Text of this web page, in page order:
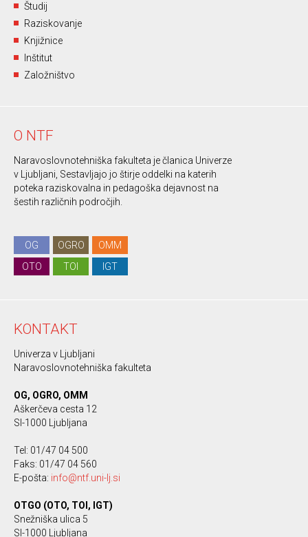
Študij
Raziskovanje
Knjižnice
Inštitut
Založništvo
O NTF
Naravoslovnotehniška fakulteta je članica Univerze
v Ljubljani, Sestavljajo jo štirje oddelki na katerih
poteka raziskovalna in pedagoška dejavnost na
šestih različnih področjih.
OG OGRO
OMM
OTO
TOI IGT
KONTAKT
Univerza v Ljubljani
Naravoslovnotehniška fakulteta
OG, OGRO, OMM
Aškerčeva cesta 12
SI-1000 Ljubljana
Tel: 01/47 04 500
Faks: 01/47 04 560
E-pošta: info@ntf.uni-lj.si
OTGO (OTO, TOI, IGT)
Snežniška ulica 5
SI-1000 Ljubljana